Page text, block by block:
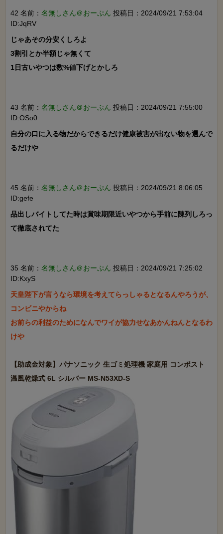
42 名前： 名無しさん＠おーぷん 投稿日：2024/09/21 7:53:04
ID:JqRV
じゃあその分安くしろよ
3割引とか半額じゃ無くて
1日古いやつは数%値下げとかしろ
43 名前： 名無しさん＠おーぷん 投稿日：2024/09/21 7:55:00
ID:OSo0
自分の口に入る物だからできるだけ健康被害が出ない物を選んで
るだけや
45 名前： 名無しさん＠おーぷん 投稿日：2024/09/21 8:06:05
ID:gefe
品出しバイトしてた時は賞味期限近いやつから手前に陳列しろっ
て徹底されてた
35 名前： 名無しさん＠おーぷん 投稿日：2024/09/21 7:25:02
ID:KxyS
天皇陛下が言うなら環境を考えてらっしゃるとなるんやろうが、
コンビニやからね
お前らの利益のためになんでワイが協力せなあかんねんとなるわ
けや
【助成金対象】パナソニック 生ゴミ処理機 家庭用 コンポスト